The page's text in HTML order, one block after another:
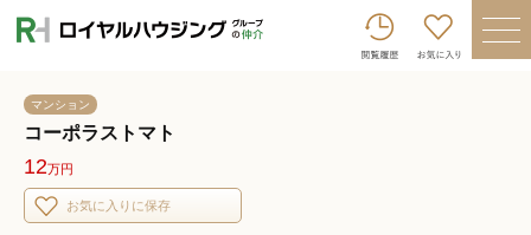
マンション
コーポラストマト
12万円
お気に入りに保存
ロイヤルハウジンググループトップへ
売りたい
貸したい